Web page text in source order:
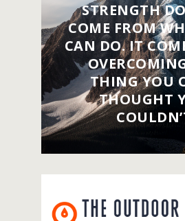
STRENGTH
COME FROM
CAN DO. IT
THING YOU
THOUGHT